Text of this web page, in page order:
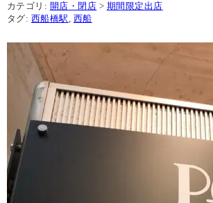
カテゴリ: 開店・閉店 > 期間限定出店
タグ: 西船橋駅 西船